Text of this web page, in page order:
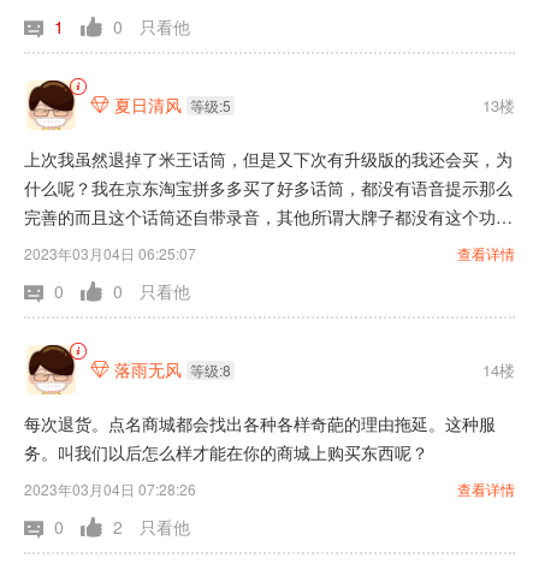
1 0 只看他
 夏日清风 等级:5 13楼
上次我虽然退掉了米王话筒，但是又下次有升级版的我还会买，为
什么呢？我在京东淘宝拼多多买了好多话筒，都没有语音提示那么
完善的而且这个话筒还自带录音，其他所谓大牌子都没有这个功
能，要通过手机录音的。这个第1代的缺点就是声音大了就会失
2023年03月04日 06:25:07 查看详情
0 0 只看他
 落雨无风 等级:8 14楼
每次退货。点名商城都会找出各种各样奇葩的理由拖延。这种服
务。叫我们以后怎么样才能在你的商城上购买东西呢？
2023年03月04日 07:28:26 查看详情
0 2 只看他